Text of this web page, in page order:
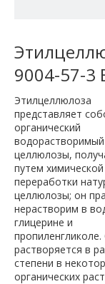
9004-57-3
Этилцеллюлоза
представляет
органический
целлюлозы,
путем химической
переработки
целлюлозы; он
нерастворим в
глицерине и
растворяется в
степени в
органических